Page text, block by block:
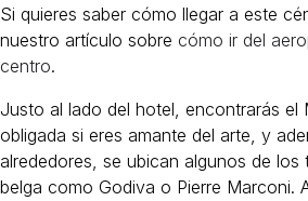
Si quieres saber cómo llegar a este
nuestro artículo sobre cómo ir del
centro.
Justo al lado del hotel, encontrarás el
obligada si eres amante del arte, y
alrededores, se ubican algunos de
belga como Godiva o Pierre Marconi.